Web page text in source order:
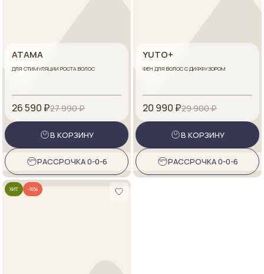
ATAMA
ДЛЯ СТИМУЛЯЦИИ РОСТА ВОЛОС
26 590 ₽27 990 ₽
В КОРЗИНУ
РАССРОЧКА 0-0-6
YUTO+
ФЕН ДЛЯ ВОЛОС С ДИФФУЗОРОМ
20 990 ₽29 900 ₽
В КОРЗИНУ
РАССРОЧКА 0-0-6
ХИТ -16%